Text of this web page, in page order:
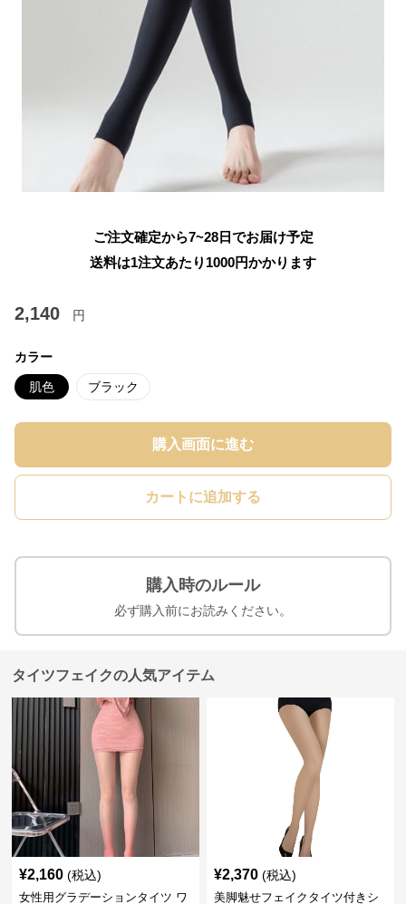
ご注文確定から7~28日でお届け予定
送料は1注文あたり 1000円かかります
2,140 円
カラー
肌色 ブラック
購入画面に進む
カートに追加する
購入時のルール
必ず購入前にお読みください。
タイツフェイクの人気アイテム
¥2,160 (税込)
女性用グラデーションタイツ ワ
¥2,370 (税込)
美脚魅せフェイクタイツ付きシ